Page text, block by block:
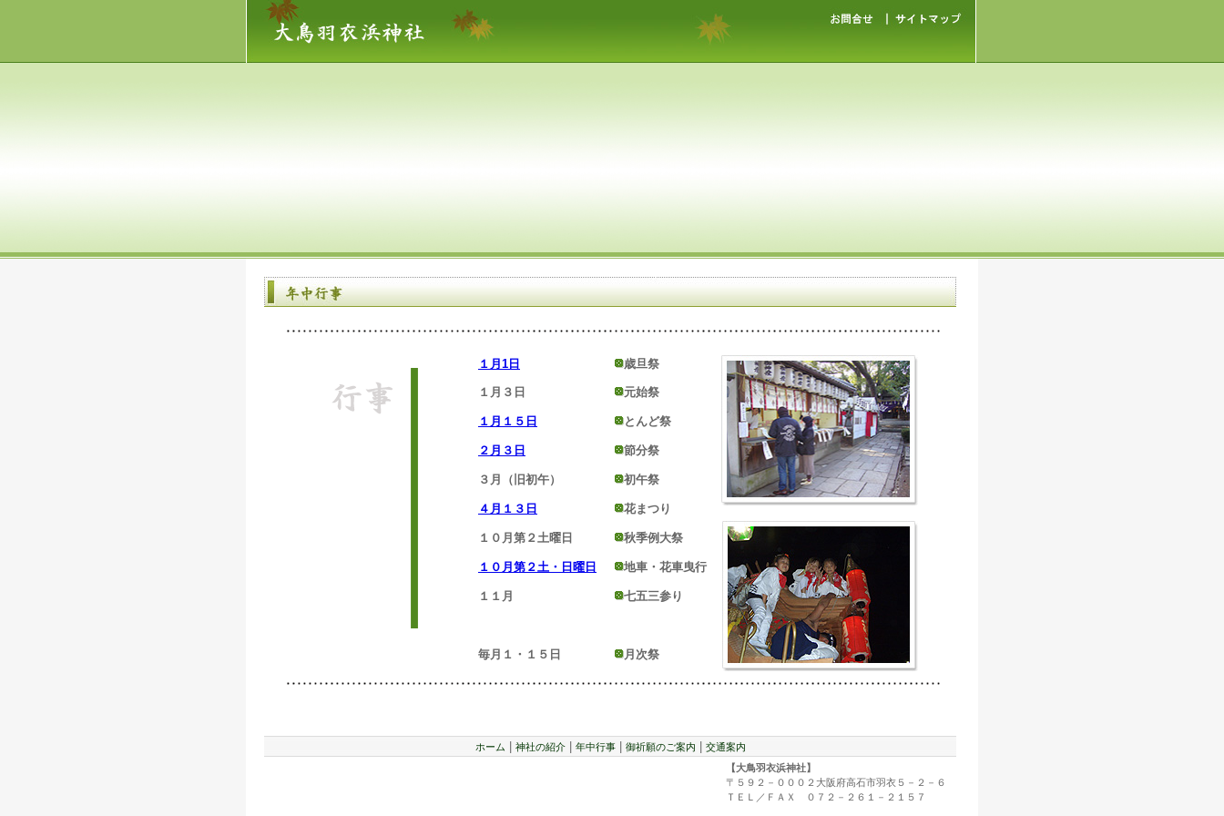
１月1日 歳旦祭
１月３日 元始祭
１月１５日 とんど祭
２月３日 節分祭
３月（旧初午） 初午祭
４月１３日 花まつり
１０月第２土曜日 秋季例大祭
１０月第２土・日曜日 地車・花車曳行
１１月 七五三参り
毎月１・１５日 月次祭
ホーム 神社の紹介| 年中行事| 御祈願のご案内
交通案内
【大鳥羽衣浜神社】
〒５９２－０００２大阪府高石市羽衣５－２－６
ＴＥＬ／ＦＡＸ ０７２－２６１－２１５７